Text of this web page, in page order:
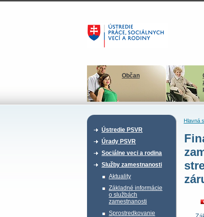
Občan
Ústredie PSVR
Úrady PSVR
Sociálne veci a rodina
Služby zamestnanosti
Aktuality
Základné informácie
o službách
zamestnanosti
Sprostredkovanie
Hlavná